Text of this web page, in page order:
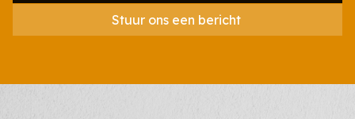
Stuur ons een bericht